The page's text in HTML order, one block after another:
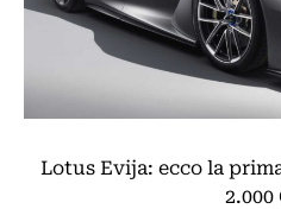
Lotus Evija: ecco la
2.000